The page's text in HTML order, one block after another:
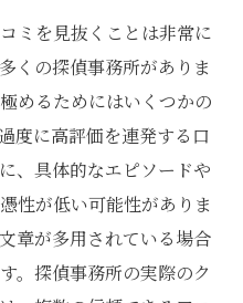
ミを見抜くことは非常に
くの探偵事務所がありま
めるためにはいくつかの
度に高評価を連発する口
、具体的なエピソードや
性が低い可能性がありま
章が多用されている場合
。探偵事務所の実際のク